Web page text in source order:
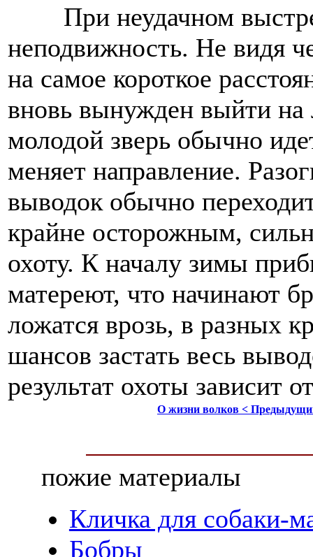
При неудачном
неподвижность. Не видя
на самое короткое
вновь вынужден выйти на
молодой зверь обычно
меняет направление.
выводок обычно
крайне осторожным,
охоту. К началу зимы
матереют, что начинают
ложатся врозь, в разных
шансов застать весь
результат охоты зависит
О жизни волков <
пожие материалы
Кличка для собаки-
Бобры